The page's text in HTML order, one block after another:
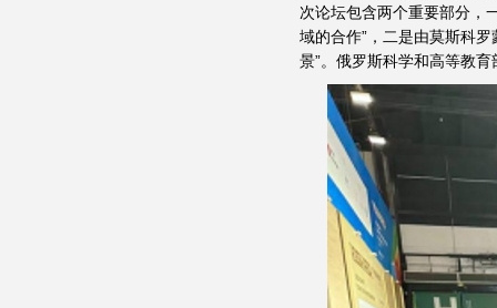
次论坛包含两个重要部分，
域的合作”，二是由莫斯科
景”。俄罗斯科学和高等教